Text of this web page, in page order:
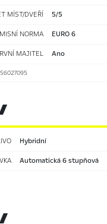
MÍST/DVEŘÍ 5/5
NORMA EURO 6
MAJITEL Ano
hybridní
automatická 6 stupňová